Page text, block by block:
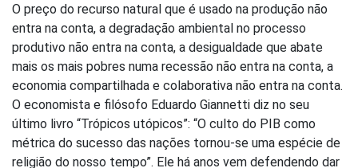
O preço do recurso natural que é usado na produção não
entra na conta, a degradação ambiental no processo
produtivo não entra na conta, a desigualdade que abate
mais os mais pobres numa recessão não entra na conta, a
economia compartilhada e colaborativa não entra na conta.
O economista e filósofo Eduardo Giannetti diz no seu
último livro “Trópicos utópicos”: “O culto do PIB como
métrica do sucesso das nações tornou-se uma espécie de
religião do nosso tempo”. Ele há anos vem defendendo dar